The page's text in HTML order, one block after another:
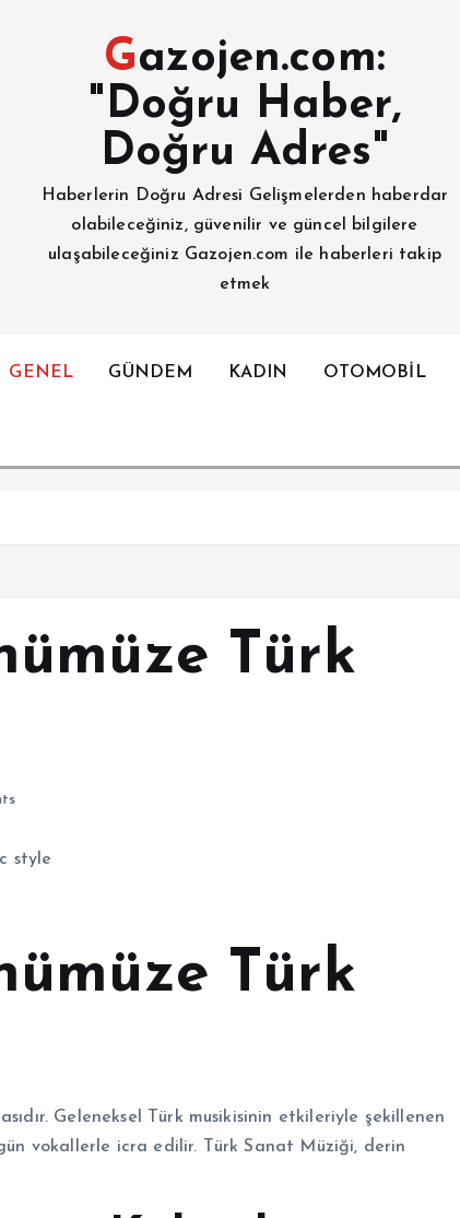
Gazojen.com:
"Doğru Haber,
Doğru Adres"
Haberlerin Doğru Adresi Gelişmelerden haberdar
olabileceğiniz, güvenilir ve güncel bilgilere
ulaşabileceğiniz Gazojen.com ile haberleri takip
etmek
GENEL GÜNDEM KADIN OTOMOBİL
Türk
Türk
Geleneksel Türk musikisinin etkileriyle şekillenen
vokallerle icra edilir. Türk Sanat Müziği, derin